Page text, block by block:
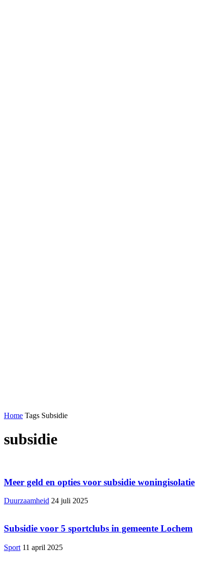
Home Tags Subsidie
subsidie
Meer geld en opties voor subsidie woningisolatie
Duurzaamheid 24 juli 2025
Subsidie voor 5 sportclubs in gemeente Lochem
Sport 11 april 2025